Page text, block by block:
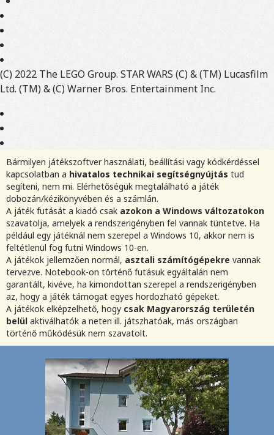
(C) 2022 The LEGO Group. STAR WARS (C) & (TM) Lucasfilm
Ltd. (TM) & (C) Warner Bros. Entertainment Inc.
Bármilyen játékszoftver használati, beállítási vagy kódkérdéssel
kapcsolatban a hivatalos technikai segítségnyújtás tud
segíteni, nem mi. Elérhetőségük megtalálható a játék
dobozán/kézikönyvében és a számlán.
A játék futását a kiadó csak azokon a Windows változatokon
szavatolja, amelyek a rendszerigényben fel vannak tüntetve. Ha
például egy játéknál nem szerepel a Windows 10, akkor nem is
feltétlenül fog futni Windows 10-en.
A játékok jellemzően normál, asztali számítógépekre vannak
tervezve. Notebook-on történő futásuk egyáltalán nem
garantált, kivéve, ha kimondottan szerepel a rendszerigényben
az, hogy a játék támogat egyes hordozható gépeket.
A játékok elképzelhető, hogy csak Magyarország területén
belül aktiválhatók a neten ill. játszhatóak, más országban
történő működésük nem szavatolt.